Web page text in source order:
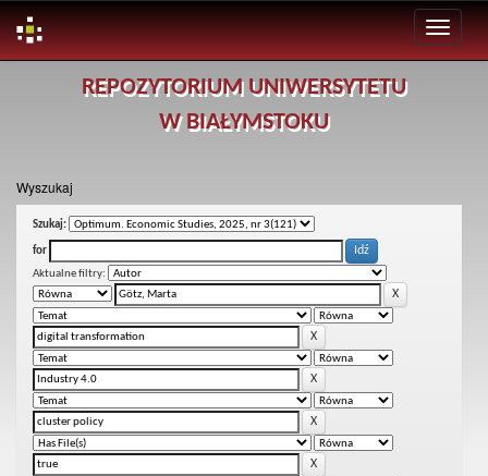
REPOZYTORIUM UNIWERSYTETU
W BIAŁYMSTOKU
Wyszukaj
Szukaj:
for
Aktualne filtry: